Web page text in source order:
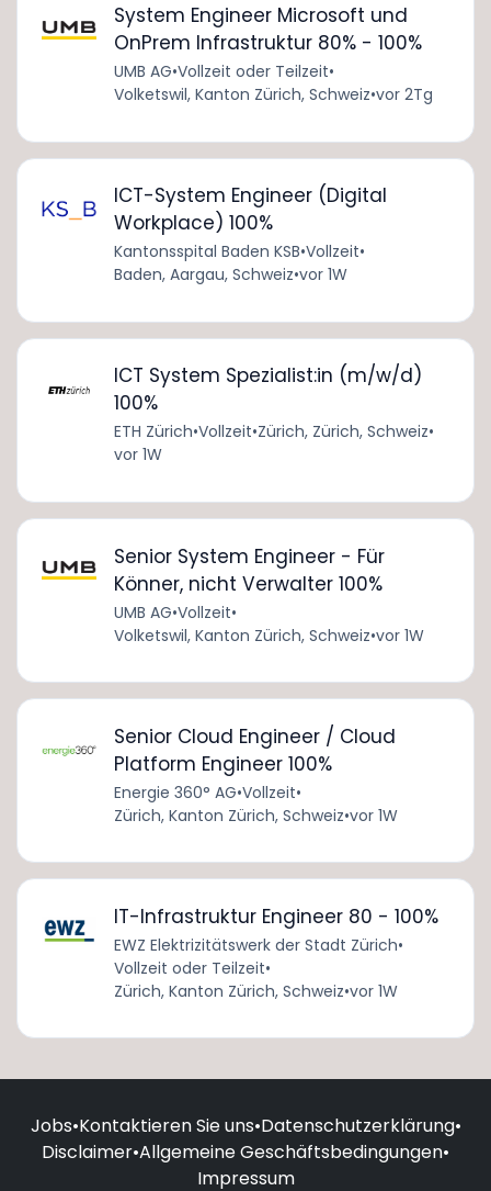
System Engineer Microsoft und
OnPrem Infrastruktur 80% - 100%
UMB AG•Vollzeit oder Teilzeit•
Volketswil, Kanton Zürich, Schweiz•vor 2Tg
ICT-System Engineer (Digital
Workplace) 100%
Kantonsspital Baden KSB•Vollzeit•
Baden, Aargau, Schweiz•vor 1W
ICT System Spezialist:in (m/w/d)
100%
ETH Zürich•Vollzeit•Zürich, Zürich, Schweiz•
vor 1W
Senior System Engineer - Für
Könner, nicht Verwalter 100%
UMB AG•Vollzeit•
Volketswil, Kanton Zürich, Schweiz•vor 1W
Senior Cloud Engineer / Cloud
Platform Engineer 100%
Energie 360° AG•Vollzeit•
Zürich, Kanton Zürich, Schweiz•vor 1W
IT-Infrastruktur Engineer 80 - 100%
EWZ Elektrizitätswerk der Stadt Zürich•
Vollzeit oder Teilzeit•
Zürich, Kanton Zürich, Schweiz•vor 1W
Jobs•Kontaktieren Sie uns•Datenschutzerklärung•
Disclaimer•Allgemeine Geschäftsbedingungen•
Impressum